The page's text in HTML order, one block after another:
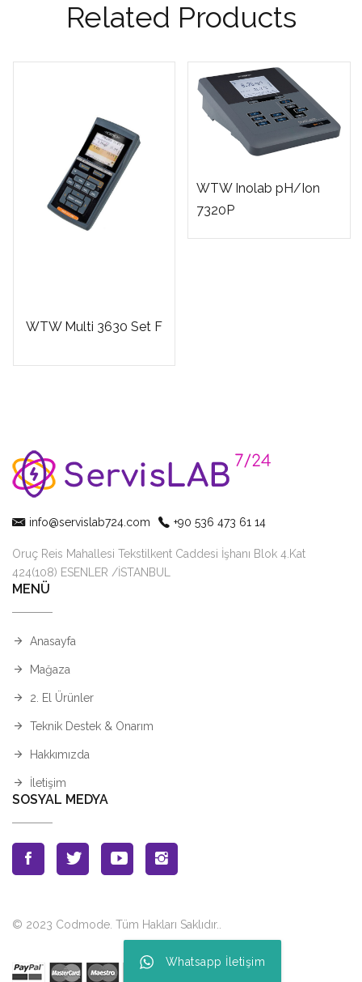
Related Products
WTW Multi 3630 Set F
WTW Inolab pH/Ion
7320P
info@servislab724.com +90 536 473 61 14
Oruç Reis Mahallesi Tekstilkent Caddesi İşhanı Blok 4.Kat
424(108) ESENLER /İSTANBUL
MENÜ
Anasayfa
Mağaza
2. El Ürünler
Teknik Destek & Onarım
Hakkımızda
İletişim
SOSYAL MEDYA
© 2023 Codmode. Tüm Hakları Saklıdır.
Whatsapp İletişim